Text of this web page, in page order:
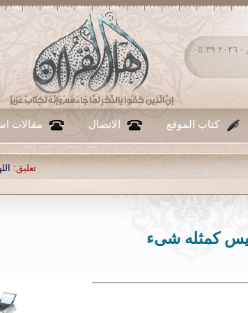
الجمعة ٠٧ - أغسطس - ٢٠٢٦ ٠٥:٣٩
كتاب الموقع الاتصال مقالات
اللهم اشفي
كمثله شىء